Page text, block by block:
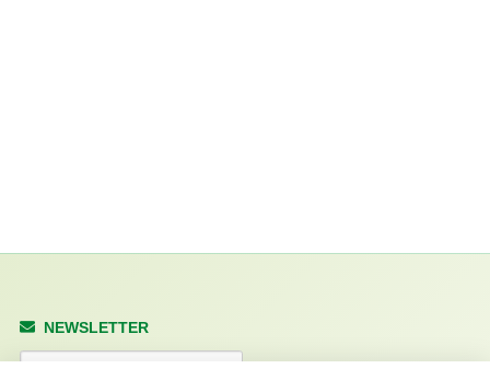
NEWSLETTER
Anrede